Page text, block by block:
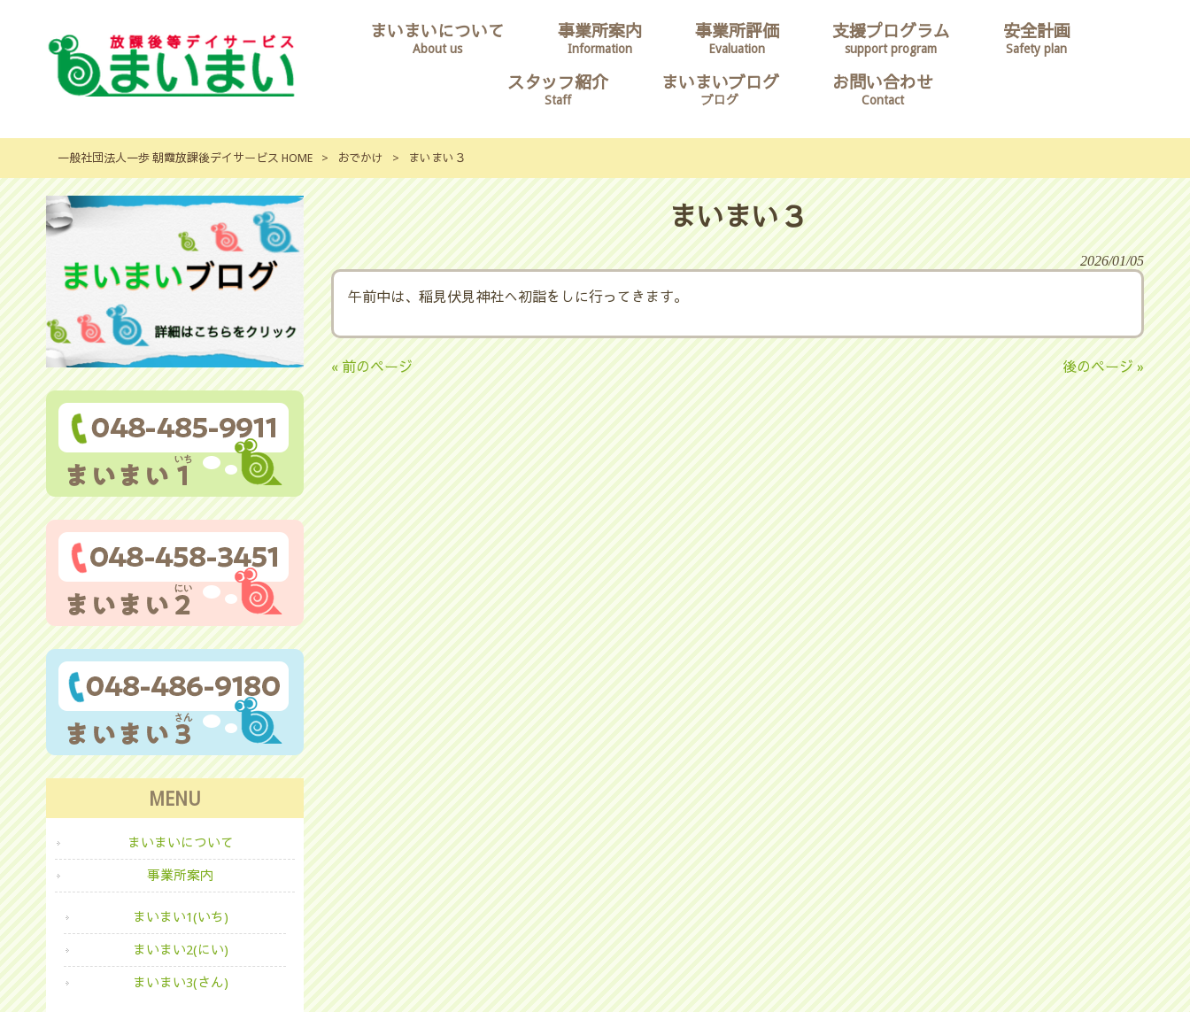
まいまいについて
About us
事業所案内
Information
事業所評価
Evaluation
支援プログラム
support program
安全計画
Safety plan
スタッフ紹介
Staff
まいまいブログ
ブログ
お問い合わせ
Contact
一般社団法人一歩 朝霞放課後デイサービス HOME > おでかけ > まいまい３
まいまい３
2026/01/05
午前中は、稲見伏見神社へ初詣をしに行ってきます。
« 前のページ 後のページ »
MENU
まいまいについて
事業所案内
まいまい1(いち)
まいまい2(にい)
まいまい3(さん)